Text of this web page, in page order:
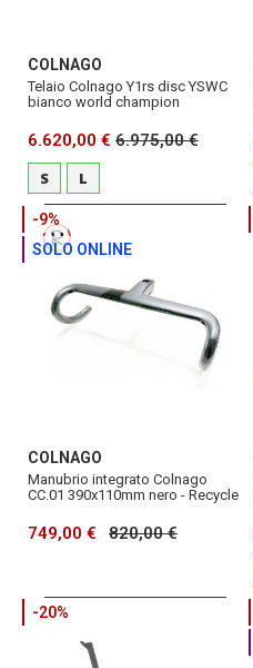
COLNAGO
Telaio Colnago Y1rs disc YSWC
bianco world champion
6.620,00 € 6.975,00 €
S
L
-9%
SOLO ONLINE
COLNAGO
Manubrio integrato Colnago
CC.01 390x110mm nero - Recycle
749,00 € 820,00 €
-20%